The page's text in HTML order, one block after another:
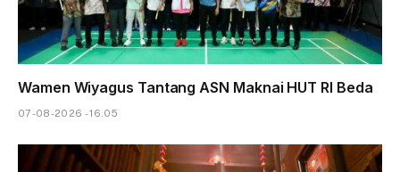
Wamen Wiyagus Tantang ASN Maknai HUT RI Beda
07-08-2026 - 16.05